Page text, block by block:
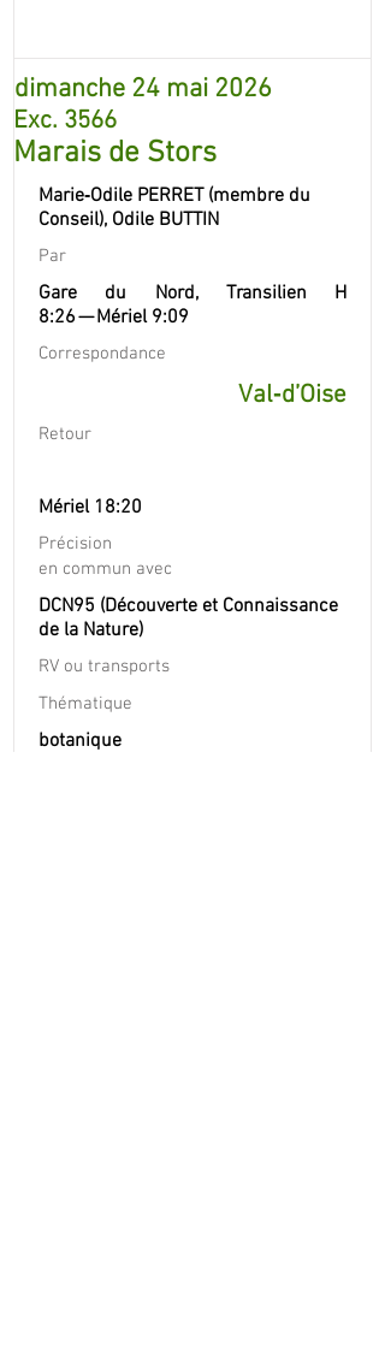
dimanche 24 mai 2026
Exc. 3566
Marais de Stors
Marie‐Odile PERRET (membre du
Conseil), Odile BUTTIN
Par
Gare du Nord, Transilien H
8:26 — Mériel 9:09
Correspondance
Val‐d’Oise
Retour
Mériel 18:20
Précision
en commun avec
DCN95 (Découverte et Connaissance
de la Nature)
RV ou transports
Thématique
botanique